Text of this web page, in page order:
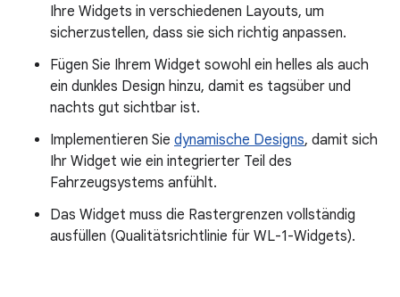
Ihre Widgets in verschiedenen Layouts, um
sicherzustellen, dass sie sich richtig anpassen.
Fügen Sie Ihrem Widget sowohl ein helles als auch
ein dunkles Design hinzu, damit es tagsüber und
nachts gut sichtbar ist.
Implementieren Sie dynamische Designs, damit sich
Ihr Widget wie ein integrierter Teil des
Fahrzeugsystems anfühlt.
Das Widget muss die Rastergrenzen vollständig
ausfüllen (Qualitätsrichtlinie für WL-1-Widgets).